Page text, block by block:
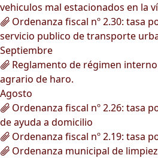
vehiculos mal estacionados en la
Ordenanza fiscal nº 2.30: tasa
servicio publico de transporte
Septiembre
Reglamento de régimen
agrario de haro.
Agosto
Ordenanza fiscal nº 2.26: tasa
de ayuda a domicilio
Ordenanza fiscal nº 2.19: tasa
Ordenanza municipal de